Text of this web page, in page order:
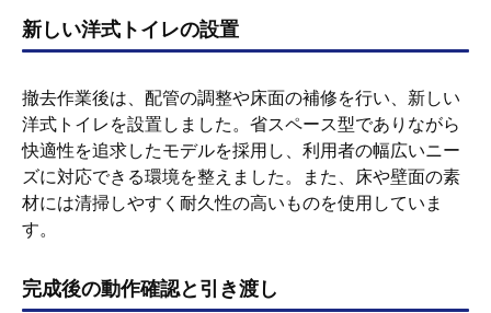
新しい洋式トイレの設置
撤去作業後は、配管の調整や床面の補修を行い、新しい
洋式トイレを設置しました。省スペース型でありながら
快適性を追求したモデルを採用し、利用者の幅広いニー
ズに対応できる環境を整えました。また、床や壁面の素
材には清掃しやすく耐久性の高いものを使用していま
す。
完成後の動作確認と引き渡し